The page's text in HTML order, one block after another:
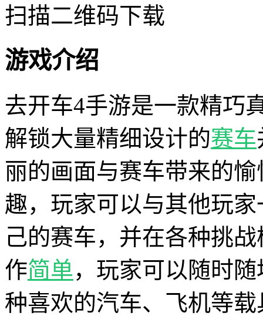
扫描二维码下载
游戏介绍
去开车4手游是一款精巧
解锁大量精细设计的赛车
丽的画面与赛车带来的
趣，玩家可以与其他玩
己的赛车，并在各种挑
作简单，玩家可以随时
种喜欢的汽车、飞机等